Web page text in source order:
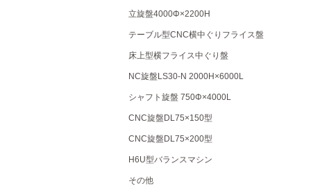
立旋盤4000Φ×2200H
テーブル型CNC横中ぐりフライス盤
床上型横フライス中ぐり盤
NC旋盤LS30-N 2000H×6000L
シャフト旋盤 750Φ×4000L
CNC旋盤DL75×150型
CNC旋盤DL75×200型
H6U型バランスマシン
その他